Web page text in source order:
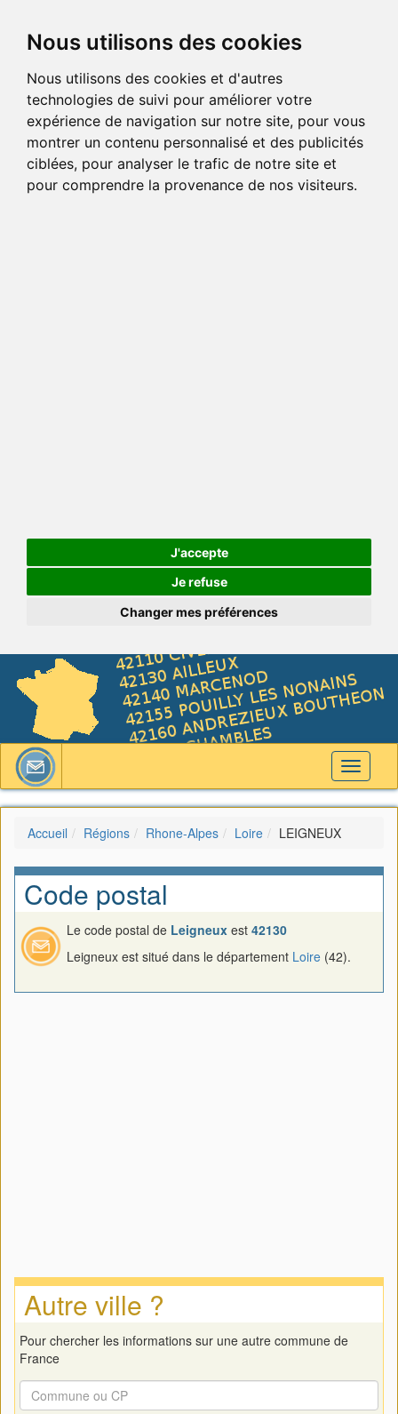
Nous utilisons des cookies
Nous utilisons des cookies et d'autres
technologies de suivi pour améliorer votre
expérience de navigation sur notre site, pour vous
montrer un contenu personnalisé et des publicités
ciblées, pour analyser le trafic de notre site et
pour comprendre la provenance de nos visiteurs.
J'accepte
Je refuse
Changer mes préférences
Toggle
Accueil Régions Rhone-Alpes Loire LEIGNEUX
Code postal
Le code postal de Leigneux est 42130
Leigneux est situé dans le département Loire (42).
Autre ville ?
Pour chercher les informations sur une autre commune de
France